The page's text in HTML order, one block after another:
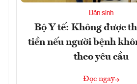
Dân sinh
Bộ Y tế: Không được
tiền nếu người bệnh
theo yêu cầu
Đọc ngay